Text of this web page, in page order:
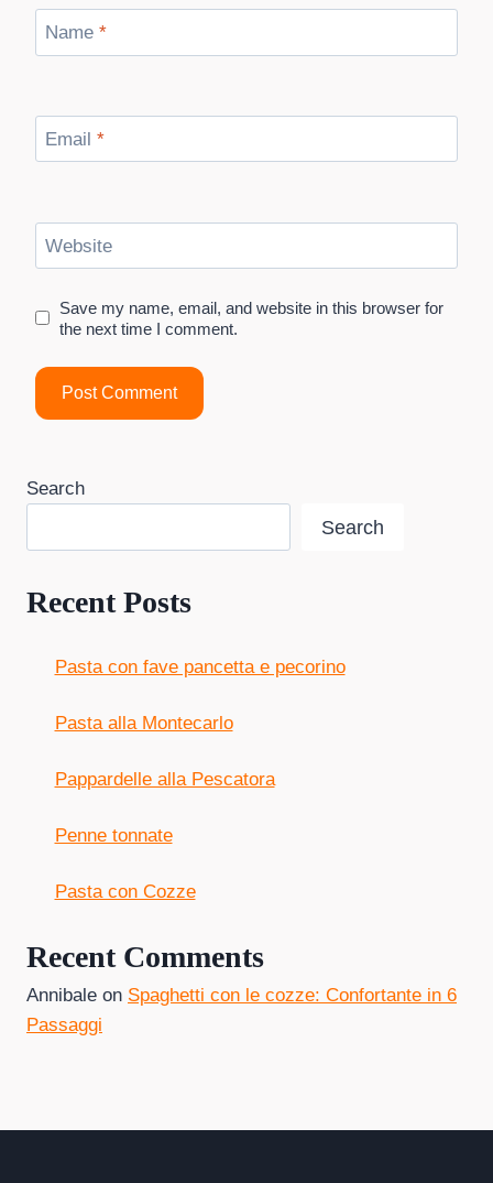
Name *
Email *
Website
Save my name, email, and website in this browser for
the next time I comment.
Search
Search
Recent Posts
Pasta con fave pancetta e pecorino
Pasta alla Montecarlo
Pappardelle alla Pescatora
Penne tonnate
Pasta con Cozze
Recent Comments
Annibale on Spaghetti con le cozze: Confortante in 6
Passaggi